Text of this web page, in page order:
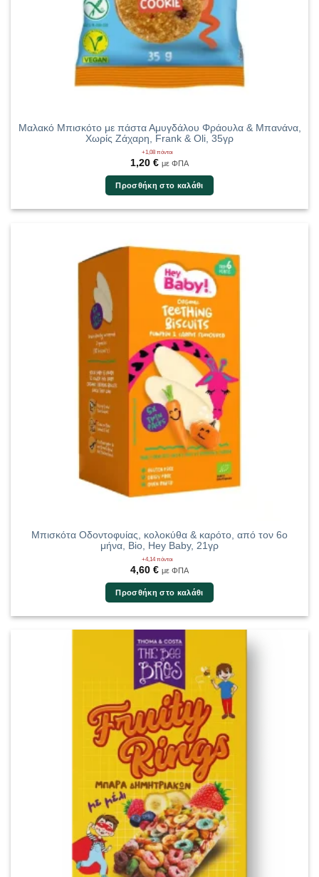
Μαλακό Μπισκότο με πάστα Αμυγδάλου Φράουλα & Μπανάνα,
Χωρίς Ζάχαρη, Frank & Oli, 35γρ
+1,08 πόντοι
1,20 € με ΦΠΑ
Προσθήκη στο καλάθι
Μπισκότα Οδοντοφυίας, κολοκύθα & καρότο, από τον 6ο
μήνα, Bio, Hey Baby, 21γρ
+4,14 πόντοι
4,60 € με ΦΠΑ
Προσθήκη στο καλάθι